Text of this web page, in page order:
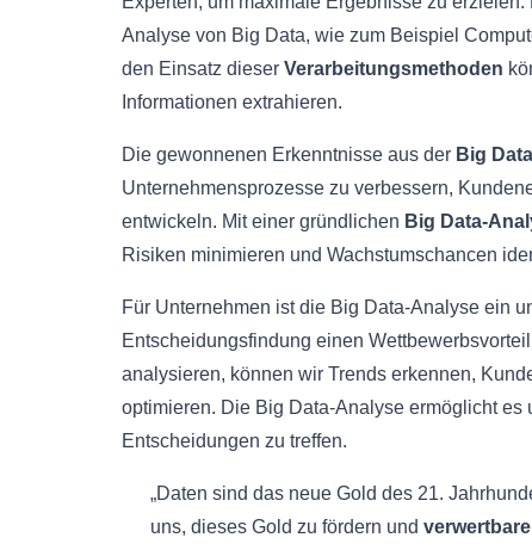
Analyse von Big Data, wie zum Beispiel
den Einsatz dieser Verarbeitungsmethoden
Informationen extrahieren.
Die gewonnenen Erkenntnisse aus der Big
Unternehmensprozesse zu verbessern,
entwickeln. Mit einer gründlichen Big Data-
Risiken minimieren und Wachstumschancen
Für Unternehmen ist die Big Data-Analyse ein
Entscheidungsfindung einen
analysieren, können wir Trends erkennen,
optimieren. Die Big Data-Analyse ermöglicht
Entscheidungen zu treffen.
„Daten sind das neue Gold des 21.
uns, dieses Gold zu fördern und